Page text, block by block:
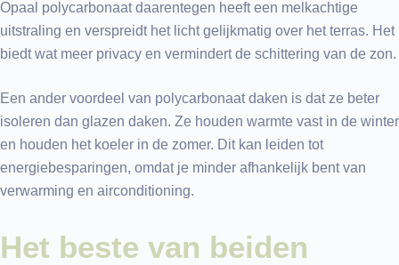
Opaal polycarbonaat daarentegen heeft een melkachtige
uitstraling en verspreidt het licht gelijkmatig over het terras. Het
biedt wat meer privacy en vermindert de schittering van de zon.
Een ander voordeel van polycarbonaat daken is dat ze beter
isoleren dan glazen daken. Ze houden warmte vast in de winter
en houden het koeler in de zomer. Dit kan leiden tot
energiebesparingen, omdat je minder afhankelijk bent van
verwarming en airconditioning.
Het beste van beiden